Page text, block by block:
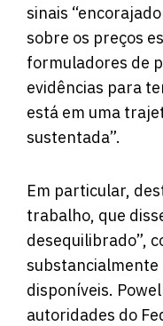
sinais
sobre os preços
formuladores de
evidências para
está em uma
sustentada”.
Em particular,
trabalho, que
desequilibrado”,
disponíveis.
autoridades do